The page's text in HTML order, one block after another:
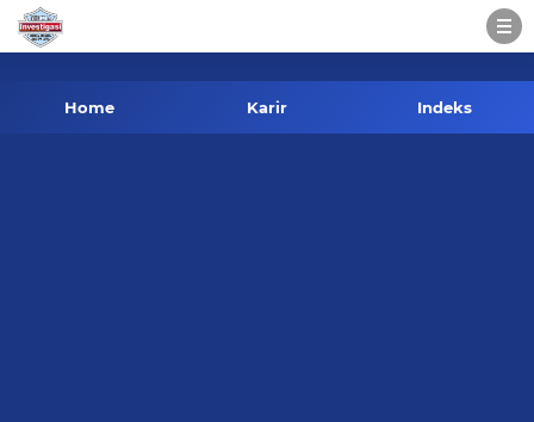
-->
Home Karir Indeks